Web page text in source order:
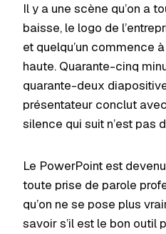
Il y a une scène qu’on a
baisse, le logo de
et quelqu’un commence
haute. Quarante-cinq
quarante-deux
présentateur conclut
silence qui suit n’est pas
Le PowerPoint est
toute prise de parole
qu’on ne se pose plus
savoir s’il est le bon outil